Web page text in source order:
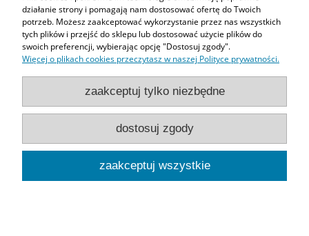
Zakupy
Pomoc
Informacje
Użytkowanie sklepu oznacza zgodę na wykorzystywanie plików cookie.
Szczegółowe informacje wPolityce prywatności.
Wszelkie użyte w e-sklepie logotypy, znaki graficzne, nazwy produktów,
producentów oraz marek stanowią własność ich właścicieli i zostały użyte tylko w
celu identyfikacji produktu.
działanie strony i pomagają nam dostosować ofertę do Twoich
potrzeb. Możesz zaakceptować wykorzystanie przez nas wszystkich
tych plików i przejść do sklepu lub dostosować użycie plików do
swoich preferencji, wybierając opcję "Dostosuj zgody".
Więcej o plikach cookies przeczytasz w naszej Polityce prywatności.
zaakceptuj tylko niezbędne
dostosuj zgody
zaakceptuj wszystkie